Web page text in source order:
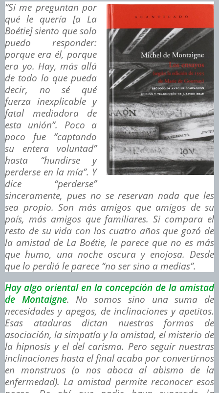
“Si me preguntan por
qué le quería [a La
Boétie] siento que solo
puedo responder:
porque era él, porque
era yo. Hay, más allá
de todo lo que pueda
decir, no sé qué
fuerza inexplicable y
fatal mediadora de
esta unión”. Poco a
poco fue “captando
su entera voluntad”
hasta “hundirse y
perderse en la mía”. Y
dice “perderse”
sinceramente, pues no se reservan nada que les
sea propio. Son más amigos que amigos de su
país, más amigos que familiares. Si compara el
resto de su vida con los cuatro años que gozó de
la amistad de La Boétie, le parece que no es más
que humo, una noche oscura y enojosa. Desde
que lo perdió le parece “no ser sino a medias”.
Hay algo oriental en la concepción de la amistad
de Montaigne. No somos sino una suma de
necesidades y apegos, de inclinaciones y apetitos.
Esas ataduras dictan nuestras formas de
asociación, la simpatía y la amistad, el misterio de
la hipnosis y el del carisma. Pero seguir nuestras
inclinaciones hasta el final acaba por convertirnos
en monstruos (o nos aboca al abismo de la
enfermedad). La amistad permite reconocer esos